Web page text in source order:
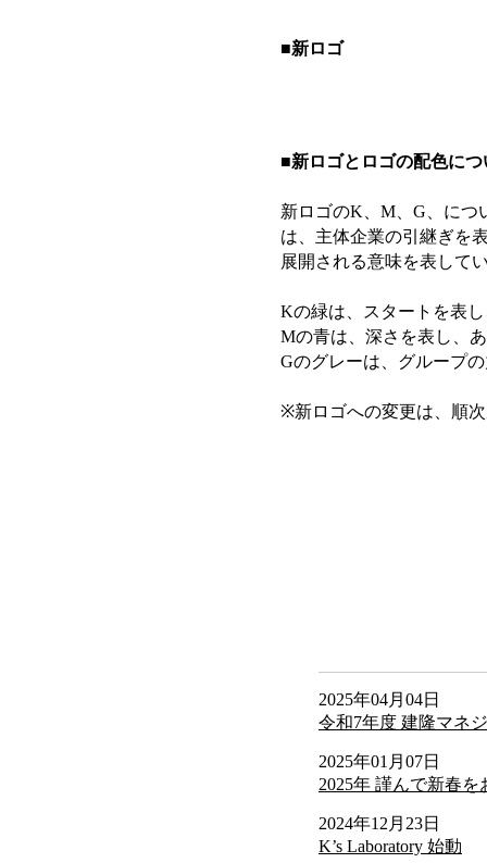
■新ロゴ
■新ロゴとロゴの配色につ
新ロゴのK、M、G、につ
は、主体企業の引継ぎを
展開される意味を表して
Kの緑は、スタートを表
Mの青は、深さを表し、
Gのグレーは、グループ
※新ロゴへの変更は、順
2025年04月04日
令和7年度 建隆マネ
2025年01月07日
2025年 謹んで新春
2024年12月23日
K’s Laboratory 始動